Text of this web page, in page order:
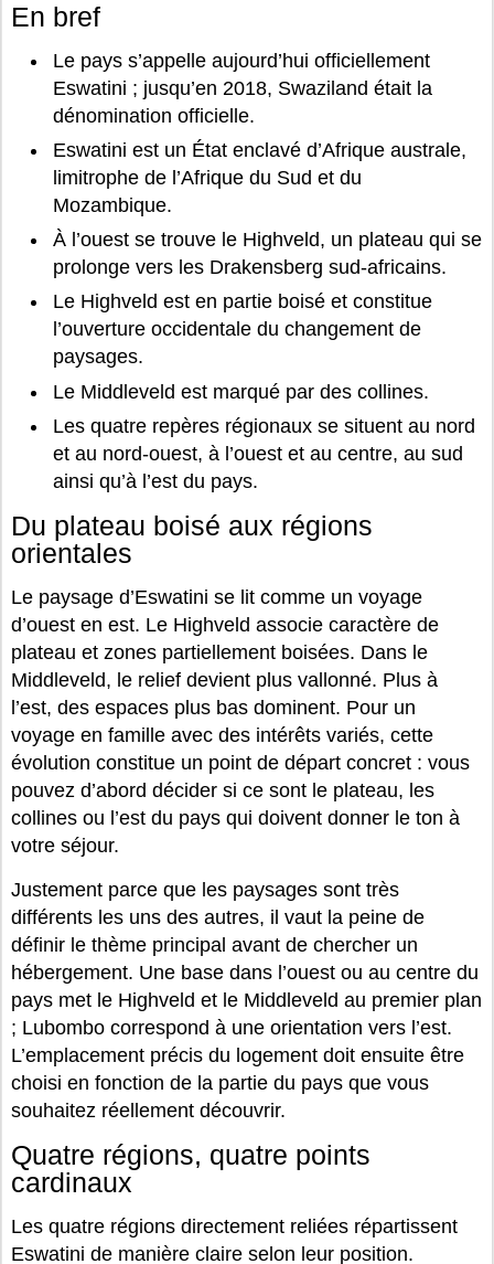
En bref
Le pays s’appelle aujourd’hui officiellement
Eswatini ; jusqu’en 2018, Swaziland était la
dénomination officielle.
Eswatini est un État enclavé d’Afrique australe,
limitrophe de l’Afrique du Sud et du
Mozambique.
À l’ouest se trouve le Highveld, un plateau qui se
prolonge vers les Drakensberg sud-africains.
Le Highveld est en partie boisé et constitue
l’ouverture occidentale du changement de
paysages.
Le Middleveld est marqué par des collines.
Les quatre repères régionaux se situent au nord
et au nord-ouest, à l’ouest et au centre, au sud
ainsi qu’à l’est du pays.
Du plateau boisé aux régions
orientales
Le paysage d’Eswatini se lit comme un voyage
d’ouest en est. Le Highveld associe caractère de
plateau et zones partiellement boisées. Dans le
Middleveld, le relief devient plus vallonné. Plus à
l’est, des espaces plus bas dominent. Pour un
voyage en famille avec des intérêts variés, cette
évolution constitue un point de départ concret : vous
pouvez d’abord décider si ce sont le plateau, les
collines ou l’est du pays qui doivent donner le ton à
votre séjour.
Justement parce que les paysages sont très
différents les uns des autres, il vaut la peine de
définir le thème principal avant de chercher un
hébergement. Une base dans l’ouest ou au centre du
pays met le Highveld et le Middleveld au premier plan
; Lubombo correspond à une orientation vers l’est.
L’emplacement précis du logement doit ensuite être
choisi en fonction de la partie du pays que vous
souhaitez réellement découvrir.
Quatre régions, quatre points
cardinaux
Les quatre régions directement reliées répartissent
Eswatini de manière claire selon leur position.